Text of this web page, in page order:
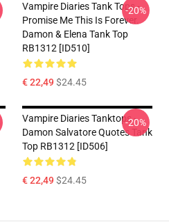
Vampire Diaries Tank Tops -
Promise Me This Is Forever.
Damon & Elena Tank Top
RB1312 [ID510]
€ 22,49$24.45
-20%
Vampire Diaries Tanktops -
Damon Salvatore Quotes Tank
Top RB1312 [ID506]
€ 22,49$24.45
-20%